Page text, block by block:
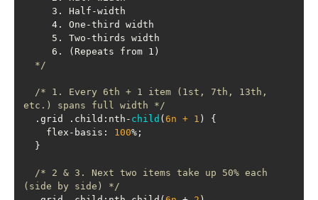
  */
/* 1. Every 6th + 1 item (1st, 7th, 13th,
etc.) spans full width */
  .grid .child:nth-
child ( 6n + 1 )
    flex-basis:
100
/* 2 & 3. Next two items take up 50% each
(side by side) */